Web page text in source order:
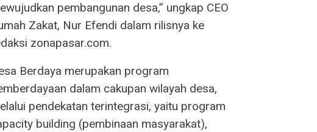
pembangunan desa,” ungkap CEO
Zakat, Nur Efendi dalam rilisnya ke
zonapasar.com.
Berdaya merupakan program
dalam cakupan wilayah desa,
pendekatan terintegrasi, yaitu program
building (pembinaan masyarakat),